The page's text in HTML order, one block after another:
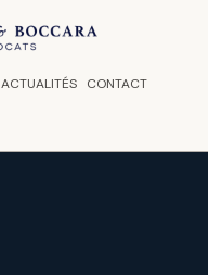
ACTUALITÉS
CONTACT